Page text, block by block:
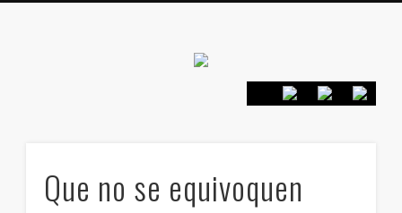
positivo
Que no se equivoquen